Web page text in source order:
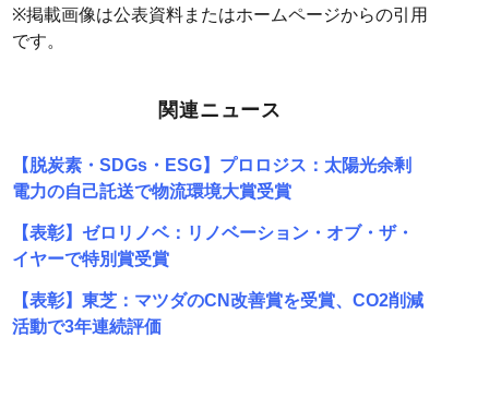
※掲載画像は公表資料またはホームページからの引用
です。
関連ニュース
【脱炭素・SDGs・ESG】プロロジス：太陽光余剰
電力の自己託送で物流環境大賞受賞
【表彰】ゼロリノベ：リノベーション・オブ・ザ・
イヤーで特別賞受賞
【表彰】東芝：マツダのCN改善賞を受賞、CO2削減
活動で3年連続評価